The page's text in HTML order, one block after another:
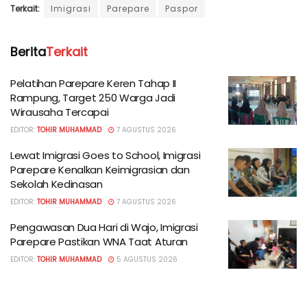
Terkait: Imigrasi Parepare Paspor
BeritaTerkait
Pelatihan Parepare Keren Tahap II
Rampung, Target 250 Warga Jadi
Wirausaha Tercapai
EDITOR: TOHIR MUHAMMAD 7 AGUSTUS 2026
Lewat Imigrasi Goes to School, Imigrasi
Parepare Kenalkan Keimigrasian dan
Sekolah Kedinasan
EDITOR: TOHIR MUHAMMAD 7 AGUSTUS 2026
Pengawasan Dua Hari di Wajo, Imigrasi
Parepare Pastikan WNA Taat Aturan
EDITOR: TOHIR MUHAMMAD 5 AGUSTUS 2026